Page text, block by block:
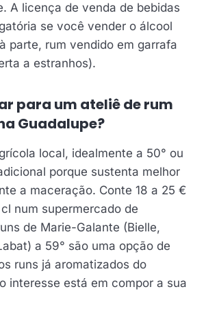
A licença de venda de bebidas
se você vender o álcool
parte, rum vendido em garrafa
a estranhos).
para um ateliê de rum
Guadalupe?
local, idealmente a 50° ou
porque sustenta melhor
a maceração. Conte 18 a 25 €
num supermercado de
de Marie-Galante (Bielle,
a 59° são uma opção de
runs já aromatizados do
interesse está em compor a sua